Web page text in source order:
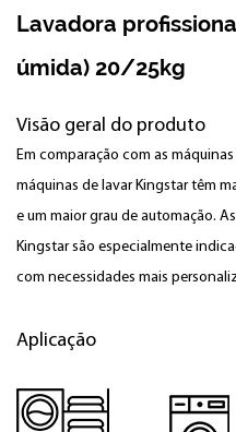
Lavadora
úmida) 20/25kg
Visão geral do produto
Em comparação com as
máquinas de lavar Kingstar têm
e um maior grau de automação.
Kingstar são especialmente
com necessidades mais
Aplicação